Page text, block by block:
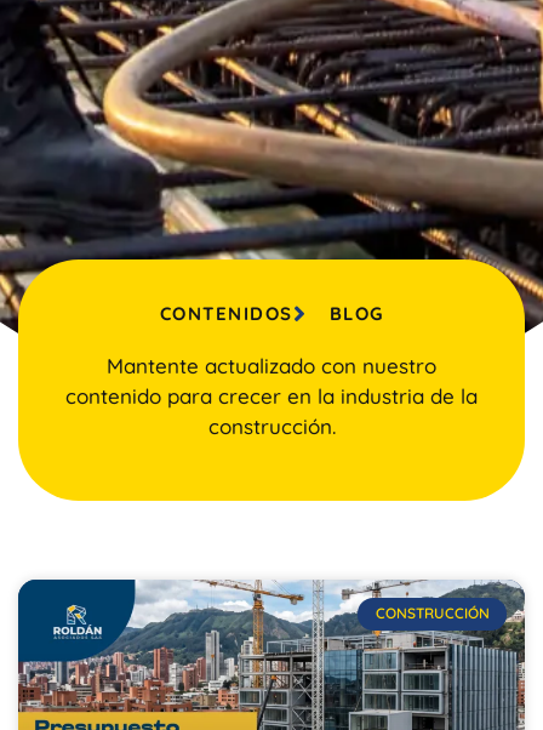
CONTENIDOS BLOG
Mantente actualizado con nuestro
contenido para crecer en la industria de la
construcción.
CONSTRUCCIÓN